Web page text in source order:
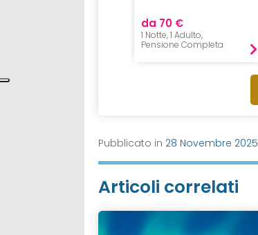
da 70 €
1 Notte, 1 Adulto,
Pensione Completa
Pubblicato in 28 Novembre 2025
Articoli correlati